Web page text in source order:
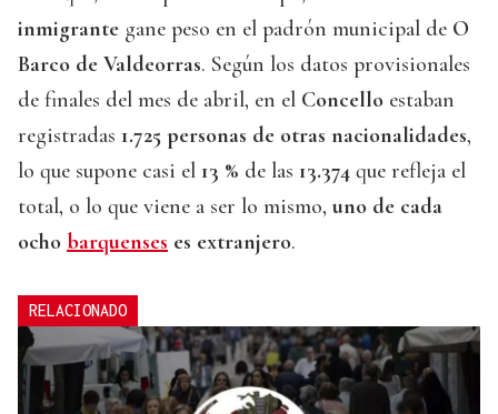
inmigrante gane peso en el padrón municipal de O
Barco de Valdeorras. Según los datos provisionales
de finales del mes de abril, en el Concello estaban
registradas 1.725 personas de otras nacionalidades,
lo que supone casi el 13 % de las 13.374 que refleja el
total, o lo que viene a ser lo mismo, uno de cada
ocho barquenses es extranjero.
RELACIONADO